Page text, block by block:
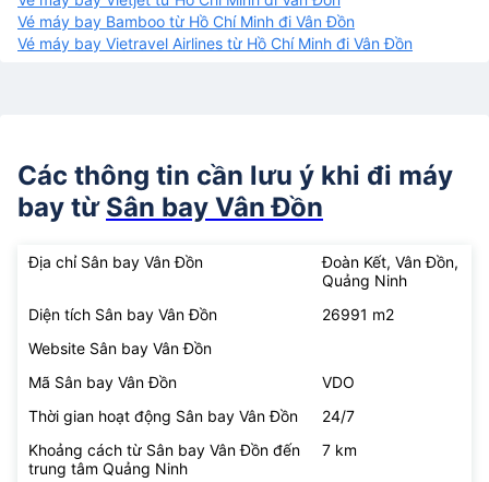
Vé máy bay Bamboo từ Hồ Chí Minh đi Vân Đồn
Vé máy bay Vietravel Airlines từ Hồ Chí Minh đi Vân Đồn
Các thông tin cần lưu ý khi đi máy
bay từ Sân bay Vân Đồn
Địa chỉ Sân bay Vân Đồn
Đoàn Kết, Vân Đồn,
Quảng Ninh
Diện tích Sân bay Vân Đồn
26991 m2
Website Sân bay Vân Đồn
Mã Sân bay Vân Đồn
VDO
Thời gian hoạt động Sân bay Vân Đồn
24/7
Khoảng cách từ Sân bay Vân Đồn đến
trung tâm Quảng Ninh
7 km